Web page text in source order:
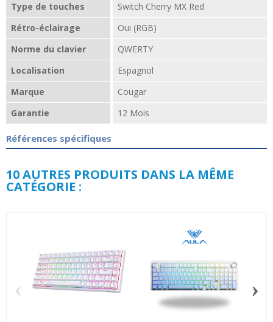
Type de touches
Switch Cherry MX Red
Rétro-éclairage
Oui (RGB)
Norme du clavier
QWERTY
Localisation
Espagnol
Marque
Cougar
Garantie
12 Mois
Références spécifiques
10 AUTRES PRODUITS DANS LA MÊME
CATÉGORIE :
‹ ›